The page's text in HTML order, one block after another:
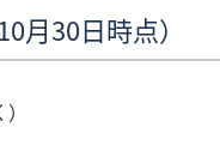
月30日時点）